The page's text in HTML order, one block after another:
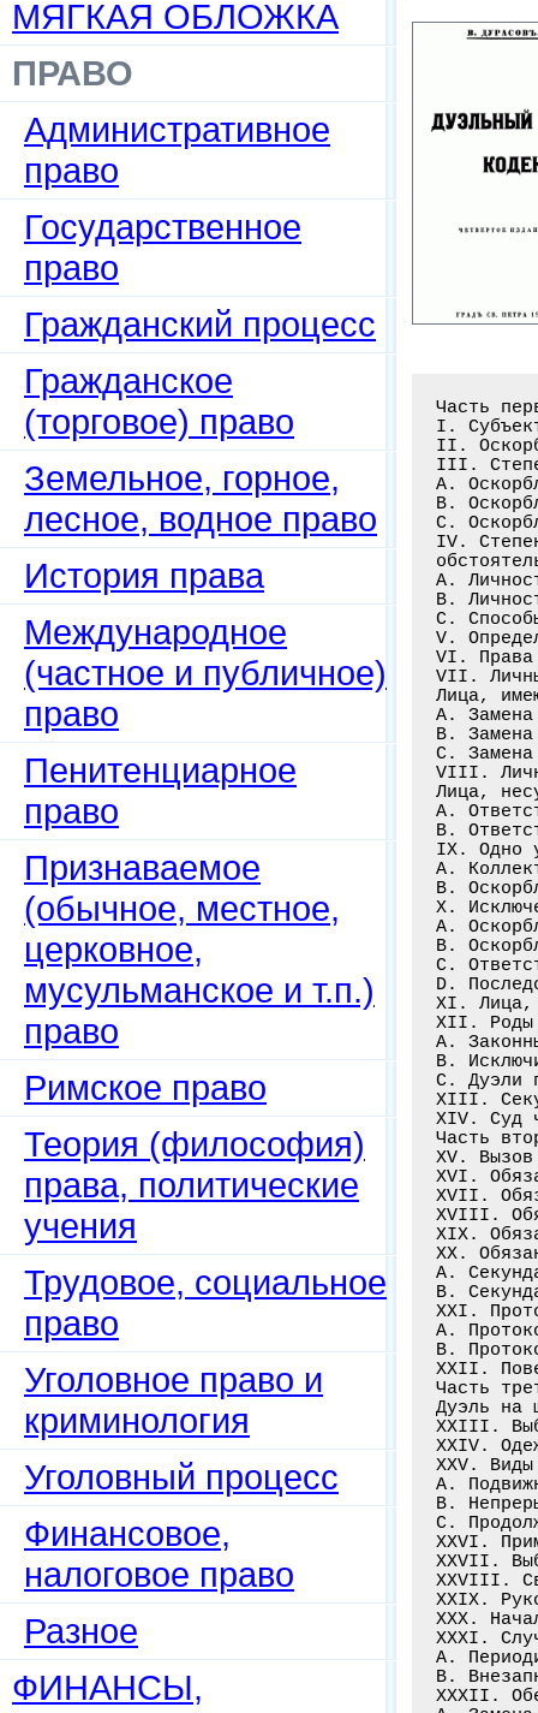
МЯГКАЯ ОБЛОЖКА
ПРАВО
Административное
право
Государственное
право
Гражданский процесс
Гражданское
(торговое) право
Земельное, горное,
лесное, водное право
История права
Международное
(частное и публичное)
право
Пенитенциарное
право
Признаваемое
(обычное, местное,
церковное,
мусульманское и т.п.)
право
Римское право
Теория (философия)
права, политические
учения
Трудовое, социальное
право
Уголовное право и
криминология
Уголовный процесс
Финансовое,
налоговое право
Разное
ФИНАНСЫ,
Часть
I.
II.
III.
A.
B.
C.
IV.
A.
B.
C.
V.
VI.
VII.
Лица,
A.
B.
C.
VIII.
Лица,
A.
B.
IX.
A.
B.
X.
A.
B.
C.
D.
XI.
XII.
A.
B.
C.
XIII.
XIV.
Часть
XV.
XVI.
XVII.
XVIII.
XIX.
XX.
A.
B.
XXI.
A.
В.
XXII.
Часть
Дуэль
XXIII.
XXIV.
XXV.
A.
B.
C.
XXVI.
XXVII.
XXVIII.
XXIX.
XXX.
XXXI.
A.
B.
XXXII.